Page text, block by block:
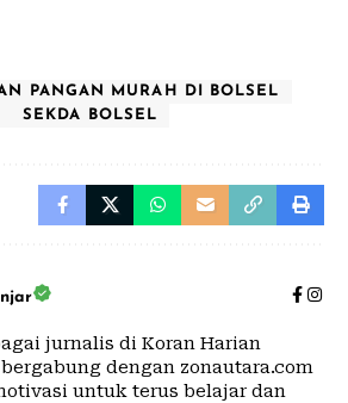
PANGAN MURAH DI BOLSEL
SEKDA BOLSEL
jurnalis di Koran Harian
dengan zonautara.com
untuk terus belajar dan